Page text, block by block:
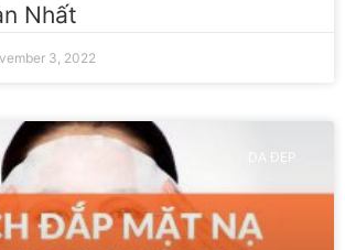
Nhất
3, 2022
DA ĐẸP